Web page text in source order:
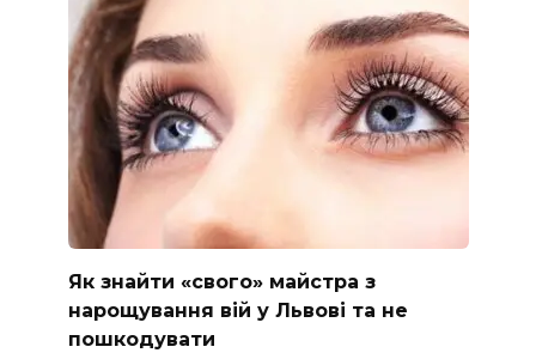
Як знайти «свого» майстра з
нарощування вій у Львові та не
пошкодувати